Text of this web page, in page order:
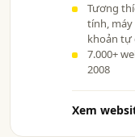
Tương
tính, máy
khoản tự
7.000+
2008
Xem